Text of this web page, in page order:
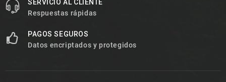
SERVICIO AL CLIENTE
Respuestas rápidas
PAGOS SEGUROS
Datos encriptados y protegidos